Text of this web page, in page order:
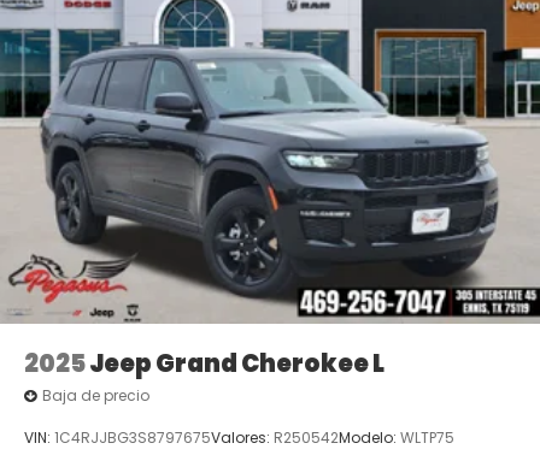
2025Jeep Grand Cherokee L
Baja de precio
VIN: 1C4RJJBG3S8797675Valores: R250542Modelo: WLTP75